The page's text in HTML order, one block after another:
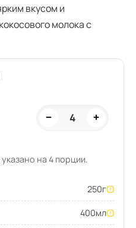
вкусом и
молока с
− 4 +
на 4 порции.
250г
400мл